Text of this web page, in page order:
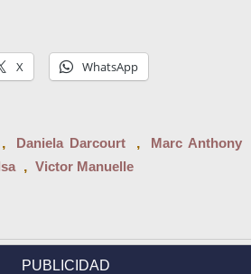
X WhatsApp
, Daniela Darcourt , Marc Anthony
, Victor Manuelle
PUBLICIDAD